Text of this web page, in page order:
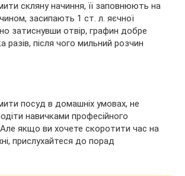
скляну начиння, її заповнюють на
засипають 1 ст. л. яєчної
затиснувши отвір, графин добре
разів, після чого мильний розчин
посуд в домашніх умовах, не
навичками професійного
якщо ви хочете скоротити час на
прислухайтеся до порад